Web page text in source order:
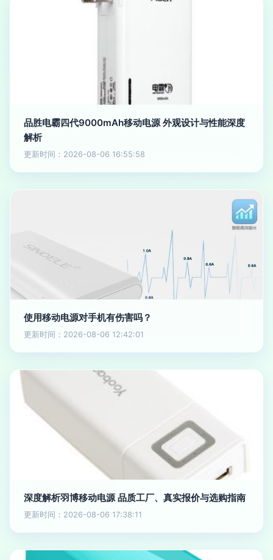
品胜电霸四代9000mAh移动电源 外观设计与性能深度
解析
更新时间：2026-08-06 16:55:58
使用移动电源对手机有伤害吗？
更新时间：2026-08-06 12:42:01
深度解析羽博移动电源 品质工厂、真实报价与选购指南
更新时间：2026-08-06 17:38:11